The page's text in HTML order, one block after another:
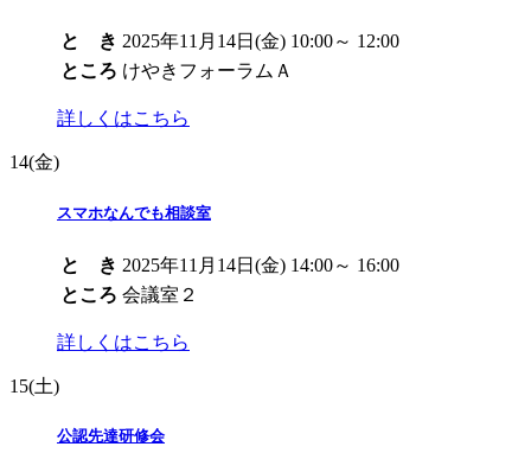
と き 2025年11月14日(金) 10:00～ 12:00
ところ けやきフォーラムＡ
詳しくはこちら
14(金)
スマホなんでも相談室
と き 2025年11月14日(金) 14:00～ 16:00
ところ 会議室２
詳しくはこちら
15(土)
公認先達研修会